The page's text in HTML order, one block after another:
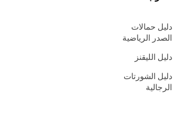
دليل حمالات
الصدر الرياضية
دليل الليقنز
دليل الشورتات
الرجالية